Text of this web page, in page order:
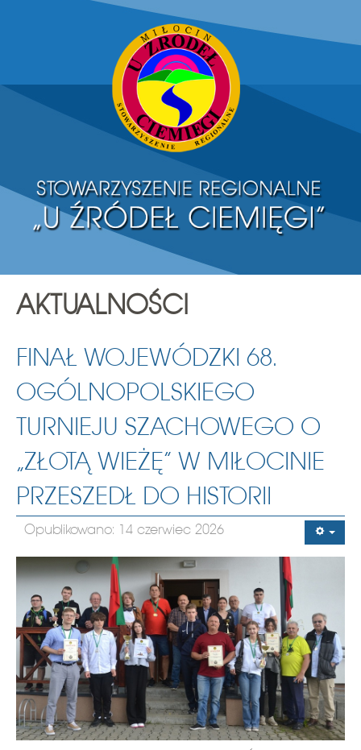
AKTUALNOŚCI
FINAŁ WOJEWÓDZKI 68.
OGÓLNOPOLSKIEGO
TURNIEJU SZACHOWEGO O
„ZŁOTĄ WIEŻĘ” W MIŁOCINIE
PRZESZEDŁ DO HISTORII
Opublikowano: 14 czerwiec 2026